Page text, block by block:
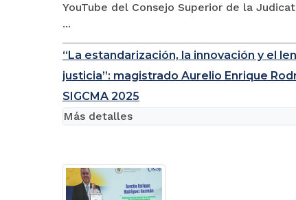
YouTube del Consejo Superior de la
...
“La estandarización, la innovación y el
justicia”: magistrado Aurelio Enrique
SIGCMA 2025
Más detalles